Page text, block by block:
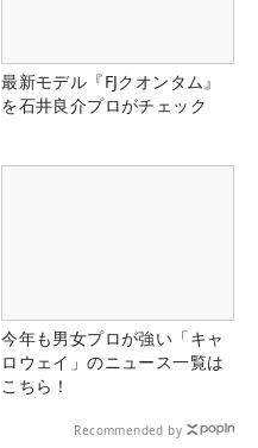
最新モデル『FJクオンタム』
を石井良介プロがチェック
今年も男女プロが強い「キャ
ロウェイ」のニュース一覧は
こちら！
Recommended by